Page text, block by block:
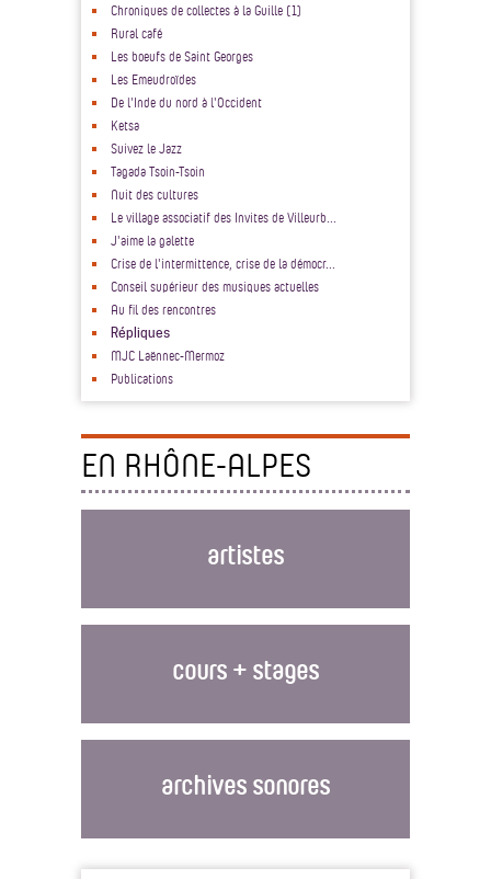
Chroniques de collectes à la Guille (1)
Rural café
Les boeufs de Saint Georges
Les Emeudroïdes
De l'Inde du nord à l'Occident
Ketsa
Suivez le Jazz
Tagada Tsoin-Tsoin
Nuit des cultures
Le village associatif des Invites de Villeurb...
J'aime la galette
Crise de l'intermittence, crise de la démocr...
Conseil supérieur des musiques actuelles
Au fil des rencontres
Répliques
MJC Laënnec-Mermoz
Publications
EN RHÔNE-ALPES
artistes
cours + stages
archives sonores